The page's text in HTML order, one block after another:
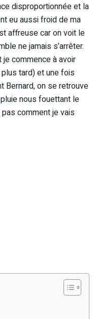
disproportionnée et la
eu aussi froid de ma
affreuse car on voit le
ne jamais s’arrêter.
commence à avoir
tard) et une fois
Bernard, on se retrouve
nous fouettant le
pas comment je vais